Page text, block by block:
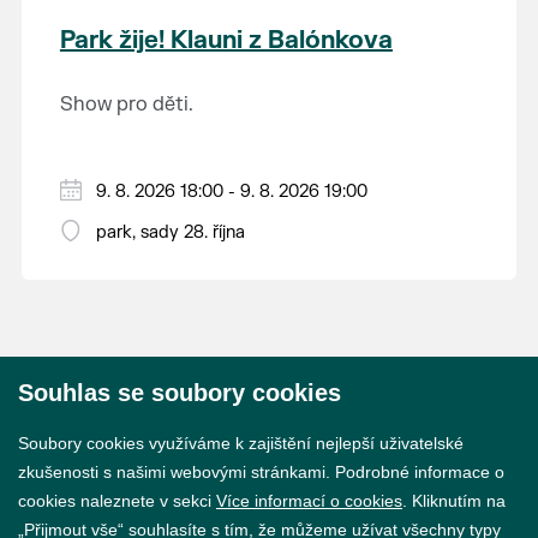
krajina na světě, která je zapsána na Seznam
světového přírodního a kulturního dědictví
Park žije! Klauni z Balónkova
Show pro děti.
9. 8. 2026 18:00 - 9. 8. 2026 19:00
park, sady 28. října
Souhlas se soubory cookies
Soubory cookies využíváme k zajištění nejlepší uživatelské
zkušenosti s našimi webovými stránkami. Podrobné informace o
cookies naleznete v sekci Více informací o cookies . Kliknutím na
„Přijmout vše“ souhlasíte s tím, že můžeme užívat všechny typy